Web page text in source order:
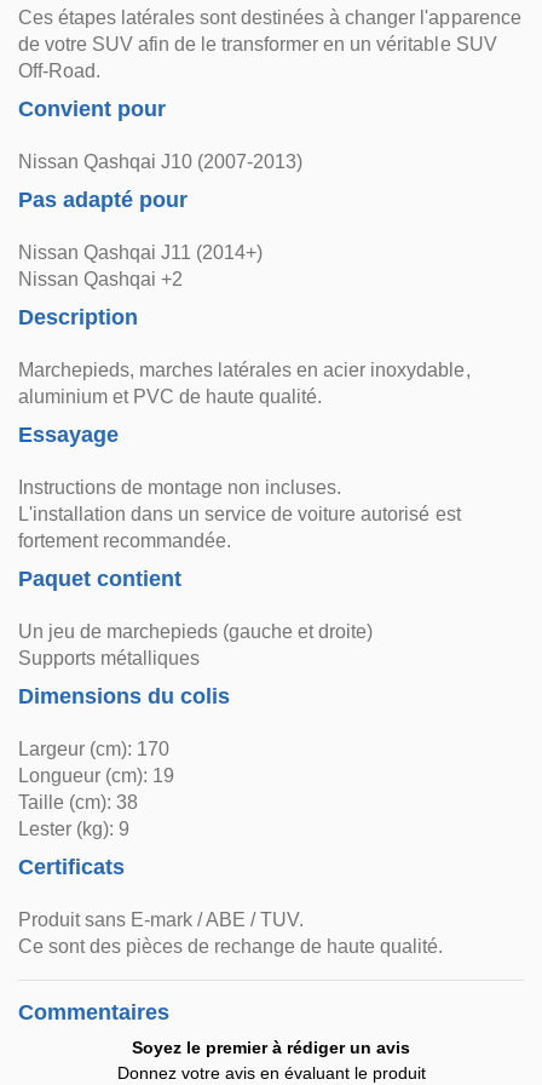
Ces étapes latérales sont destinées à changer l'apparence
de votre SUV afin de le transformer en un véritable SUV
Off-Road.
Convient pour
Nissan Qashqai J10 (2007-2013)
Pas adapté pour
Nissan Qashqai J11 (2014+)
Nissan Qashqai +2
Description
Marchepieds, marches latérales en acier inoxydable,
aluminium et PVC de haute qualité.
Essayage
Instructions de montage non incluses.
L'installation dans un service de voiture autorisé est
fortement recommandée.
Paquet contient
Un jeu de marchepieds (gauche et droite)
Supports métalliques
Dimensions du colis
Largeur (cm): 170
Longueur (cm): 19
Taille (cm): 38
Lester (kg): 9
Certificats
Produit sans E-mark / ABE / TUV.
Ce sont des pièces de rechange de haute qualité.
Commentaires
Soyez le premier à rédiger un avis
Donnez votre avis en évaluant le produit